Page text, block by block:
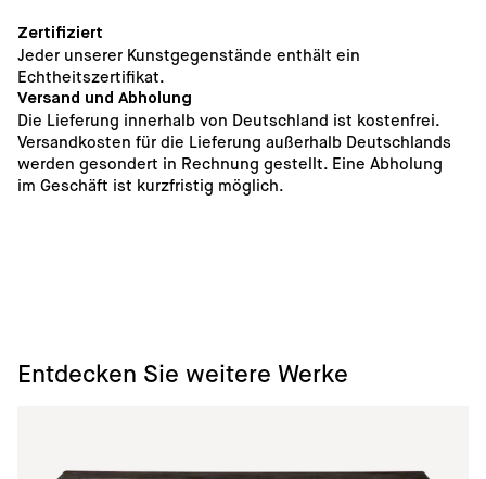
Zertifiziert
Jeder unserer Kunstgegenstände enthält ein
Echtheitszertifikat.
Versand und Abholung
Die Lieferung innerhalb von Deutschland ist kostenfrei.
Versandkosten für die Lieferung außerhalb Deutschlands
werden gesondert in Rechnung gestellt. Eine Abholung
im Geschäft ist kurzfristig möglich.
Entdecken Sie weitere Werke